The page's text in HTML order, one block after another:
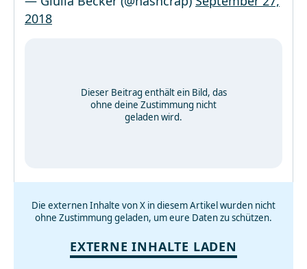
2018
Dieser Beitrag enthält ein Bild, das
ohne deine Zustimmung nicht
geladen wird.
Die externen Inhalte von X in diesem Artikel wurden nicht
ohne Zustimmung geladen, um eure Daten zu schützen.
EXTERNE INHALTE LADEN